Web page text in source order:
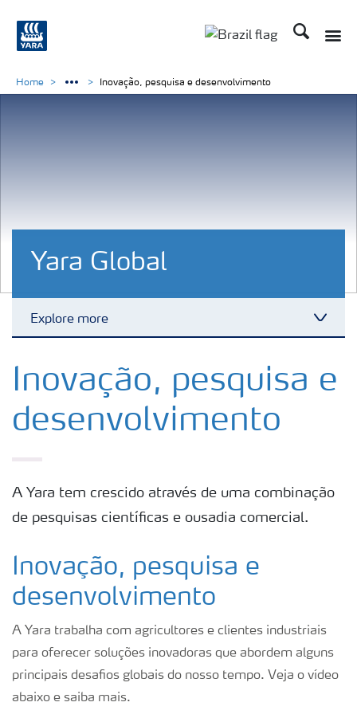
Busca
Yara Global
Explore more
Sobre a Yara Brasil
Política HESQ
Conheça nosso YBBS
Maya
Concurso NossoCafé
Home Inovação, pesquisa e desenvolvimento
Inovação, pesquisa e
desenvolvimento
A Yara tem crescido através de uma combinação
de pesquisas científicas e ousadia comercial.
Inovação, pesquisa e
desenvolvimento
A Yara trabalha com agricultores e clientes industriais
para oferecer soluções inovadoras que abordem alguns
principais desafios globais do nosso tempo. Veja o vídeo
abaixo e saiba mais.